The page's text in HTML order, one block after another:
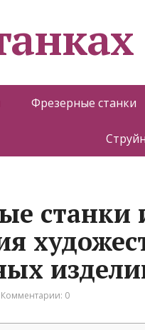
Фрезерные станки
станки
Комментарии: 0